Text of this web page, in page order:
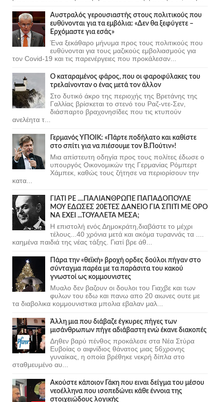
Αυστραλός γερουσιαστής στους πολιτικούς που
ευθύνονται για τα εμβόλια: «Δεν θα ξεφύγετε –
Ερχόμαστε για εσάς»
Ένα ξεκάθαρο μήνυμα προς τους πολιτικούς που
ευθύνονται για τους μαζικούς εμβολιασμούς για
τον Covid-19 και τις παρενέργειες που προκάλεσαν...
Ο καταραμένος φάρος, που οι φαροφύλακες του
τρελαίνονταν ο ένας μετά τον άλλον
Στο δυτικό άκρο της περιοχής της Βρετάνης της
Γαλλίας βρίσκεται το στενό του Ραζ-ντε-Σεν,
διάσπαρτο βραχονησίδες που τις κτυπούν
ανελέητα τ...
Γερμανός ΥΠΟΙΚ: «Πάρτε ποδήλατο και καθίστε
στο σπίτι για να πιέσουμε τον Β.Πούτιν»!
Μια απίστευτη οδηγία προς τους πολίτες έδωσε ο
υπουργός Οικονομικών της Γερμανίας Ρόμπερτ
Χάμπεκ, καθώς τους ζήτησε να περιορίσουν την
κατα...
ΓΙΑΤΙ ΡΕ ....ΠΑΛΙΑΝΘΡΩΠΕ ΠΑΠΑΔΟΠΟΥΛΕ
ΜΟΥ ΕΔΩΣΕΣ 20ΕΤΕΣ ΔΑΝΕΙΟ ΓΙΑ ΣΠΙΤΙ ΜΕ ΟΡΟ
ΝΑ ΕΧΕΙ ...ΤΟΥΑΛΕΤΑ ΜΕΣΑ;
Η επιστολή ενός Δημοκράτη,διαβάστε το μέχρι
τέλους...40 χρόνια μετά και ακόμα τυραννάς τα ....
καημένα παιδιά της νέας τάξης. Γιατί βρε άθ...
Πάρα την «θεϊκή» βροχή ορδες δούλοι πήγαν στο
σύνταγμα παρέα με τα παράσιτα του κακού
γνωστοί ως κομμουνιστες
Μυαλο δεν βαζουν οι δουλοι του Γιαχβε και των
φυλων του εδω και πανω απο 20 αιωνες ουτε με
τα διαβολικα κομμουνιστικα μπολια εβαλαν μαλ...
Άλλη μια που διάβαζε έγκυρες πήγες των
μισάνθρωπων πήγε αδιάβαστη ενώ έκανε διακοπές
Δηθεν βαρύ πένθος προκάλεσε στα Νέα Στύρα
Ευβοίας ο αιφνίδιος θάνατος μιας 56χρονης
γυναίκας, η οποία βρέθηκε νεκρή δίπλα στο
σταθμευμένο αυ...
Ακούστε κάποιον Γάκη που ειναι δείγμα του μέσου
νεοέλληνα που ισοπεδώνει κάθε έννοια της
στοιχειώδους λογικής